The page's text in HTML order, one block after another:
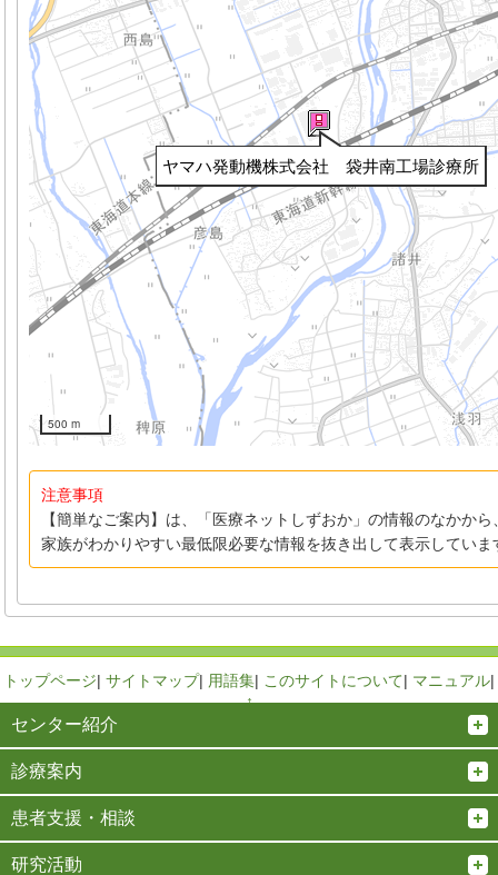
ヤマハ発動機株式会社 袋井南工場診療所
500 m
注意事項
【簡単なご案内】は、「医療ネットしずおか」の情報のなかか
家族がわかりやすい最低限必要な情報を抜き出して表示していま
トップページ| サイトマップ| 用語集| このサイトについて| マニュアル|
↑
センター紹介
診療案内
患者支援・相談
研究活動